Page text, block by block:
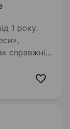
1 року.
справжніх
який